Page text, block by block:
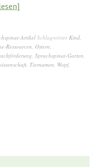
Artikel Schlagwörter Kind
Ressourcen Ostern
Sprachspinat-Garten
Tiernamen Wopf,